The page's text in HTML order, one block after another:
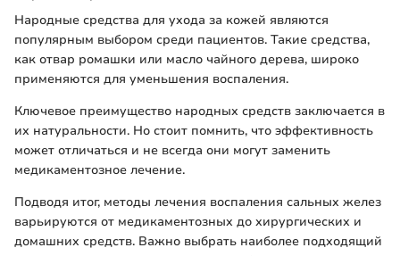
Народные средства для ухода за кожей являются
популярным выбором среди пациентов. Такие средства,
как отвар ромашки или масло чайного дерева, широко
применяются для уменьшения воспаления.
Ключевое преимущество народных средств заключается в
их натуральности. Но стоит помнить, что эффективность
может отличаться и не всегда они могут заменить
медикаментозное лечение.
Подводя итог, методы лечения воспаления сальных желез
варьируются от медикаментозных до хирургических и
домашних средств. Важно выбрать наиболее подходящий